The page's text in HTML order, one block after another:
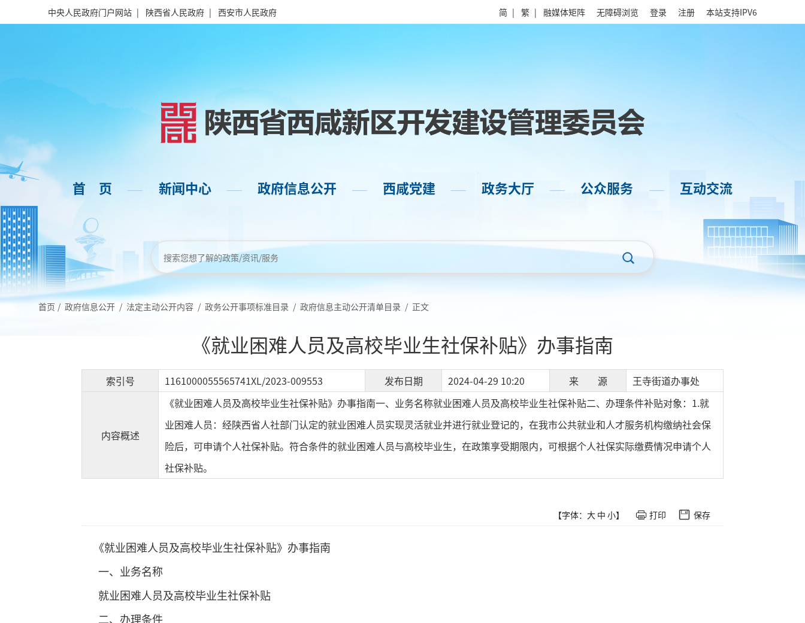
中央人民政府门户网站 | 陕西省人民政府 | 西安市人民政府 简 | 繁 | 融媒体矩阵 无障碍浏览 登录 注册 本站支持IPV6
首 页 —— 新闻中心 —— 政府信息公开 —— 西咸党建 —— 政务大厅 —— 公众服务 —— 互动交流
首页 / 政府信息公开 / 法定主动公开内容 / 政务公开事项标准目录 / 政府信息主动公开清单目录 / 正文
《就业困难人员及高校毕业生社保补贴》办事指南
索引号 1161000055565741XL/2023-009553 发布日期 2024-04-29 10:20 来 源 王寺街道办事处
内容概述
《就业困难人员及高校毕业生社保补贴》办事指南一、业务名称就业困难人员及高校毕业生社保补贴二、办理条件补贴对象：1.就
业困难人员：经陕西省人社部门认定的就业困难人员实现灵活就业并进行就业登记的，在我市公共就业和人才服务机构缴纳社会保
险后，可申请个人社保补贴。符合条件的就业困难人员与高校毕业生，在政策享受期限内，可根据个人社保实际缴费情况申请个人
社保补贴。
【字体： 大 中 小】 打印 保存
《就业困难人员及高校毕业生社保补贴》办事指南
一、业务名称
就业困难人员及高校毕业生社保补贴
二、办理条件